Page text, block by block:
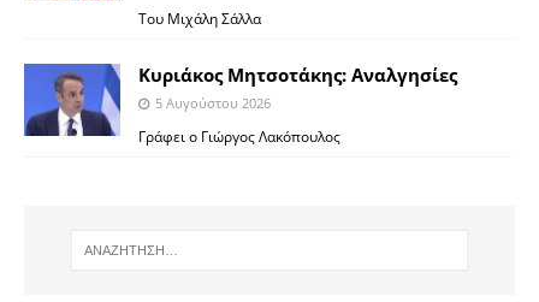
Του Μιχάλη Σάλλα
Κυριάκος Μητσοτάκης: Αναλγησίες
5 Αυγούστου 2026
Γράφει ο Γιώργος Λακόπουλος